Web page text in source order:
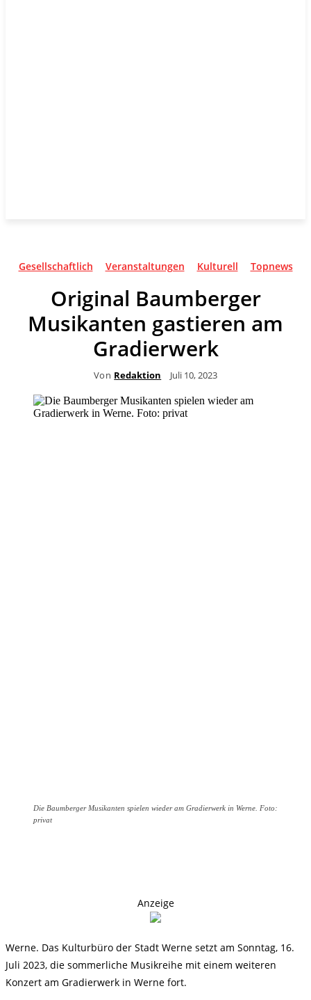
Gesellschaftlich Veranstaltungen Kulturell Topnews
Original Baumberger
Musikanten gastieren am
Gradierwerk
Von Redaktion Juli 10, 2023
Die Baumberger Musikanten spielen wieder am Gradierwerk in Werne. Foto:
privat
Anzeige
Werne. Das Kulturbüro der Stadt Werne setzt am Sonntag, 16.
Juli 2023, die sommerliche Musikreihe mit einem weiteren
Konzert am Gradierwerk in Werne fort.